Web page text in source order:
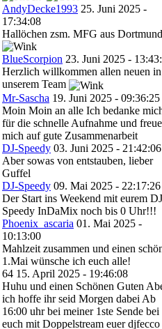
AndyDecke1993 25. Juni 2025 -
17:34:08
Hallöchen zsm. MFG aus Dortmund
BlueScorpion 23. Juni 2025 -
Herzlich willkommen allen neuen in
unserem Team
Mr-Sascha 19. Juni 2025 - 09:36:25
Moin Moin an alle Ich bedanke
für die schnelle Aufnahme und freue
mich auf gute Zusammenarbeit
DJ-Speedy 03. Juni 2025 - 21:42:06
Aber sowas von entstauben, lieber
Guffel
DJ-Speedy 09. Mai 2025 - 22:17:26
Der Start ins Weekend mit eurem
Speedy InDaMix noch bis 0 Uhr!!!
Phoenix_ascaria 01. Mai 2025 -
10:13:00
Mahlzeit zusammen und einen
1.Mai wünsche ich euch alle!
64 15. April 2025 - 19:46:08
Huhu und einen Schönen Guten
ich hoffe ihr seid Morgen dabei Ab
16:00 uhr bei meiner 1ste Sende bei
euch mit Doppelstream euer djfecco